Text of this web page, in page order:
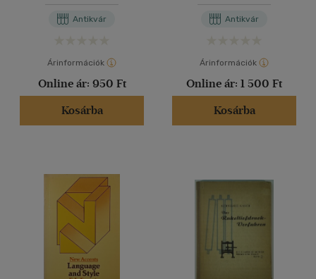
Antikvár
Árinformációk
Online ár: 950 Ft
Kosárba
Antikvár
Árinformációk
Online ár: 1 500 Ft
Kosárba